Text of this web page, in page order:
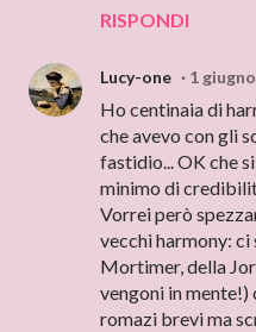
RISPONDI
Lucy-one 1
Ho centinaia di
che avevo con gli
fastidio... OK che
minimo di
Vorrei però
vecchi harmony:
Mortimer, della
vengoni in
romazi brevi ma